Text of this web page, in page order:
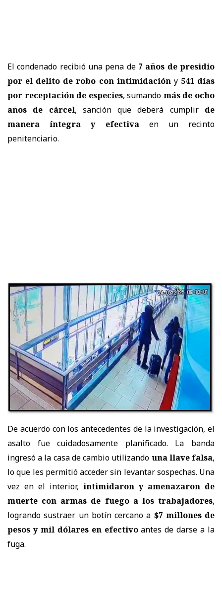
El condenado recibió una pena de 7 años de presidio
por el delito de robo con intimidacióny 541 días
por receptación de especies, sumando más de ocho
años de cárcel, sanción que deberá cumplir de
manera íntegra y efectivaen un recinto
penitenciario.
De acuerdo con los antecedentes de la investigación, el
asalto fue cuidadosamente planificado. La banda
ingresó a la casa de cambio utilizando una llave falsa,
lo que les permitió acceder sin levantar sospechas. Una
vez en el interior, intimidaron y amenazaron de
muerte con armas de fuego a los trabajadores,
logrando sustraer un botín cercano a $7 millones de
pesos y mil dólares en efectivoantes de darse a la
fuga.